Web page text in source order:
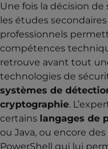
Une fois la décision
les études
professionnels
compétences
retrouve avant tout
technologies de
systèmes de
cryptographie.
certains langages de
ou Java, ou encore des
PowerShell qui lui